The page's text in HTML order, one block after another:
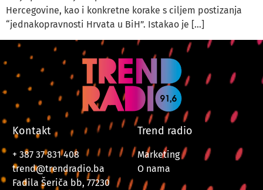
Hercegovine, kao i konkretne korake s ciljem postizanja
“jednakopravnosti Hrvata u BiH”. Istakao je […]
Kontakt
+ 387 37 831 408
trend@trendradio.ba
Fadila Šeriča bb, 77230
Trend radio
Marketing
O nama